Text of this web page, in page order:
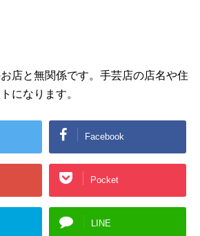
店と無関係です。手芸店の店名や住
になります。
Facebook
Pocket
LINE